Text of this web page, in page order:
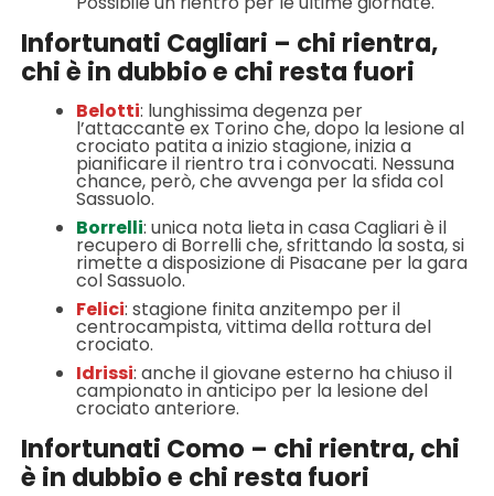
Infortunati Cagliari – chi rientra,
chi è in dubbio e chi resta fuori
Belotti: lunghissima degenza per
l’attaccante ex Torino che, dopo la lesione al
crociato patita a inizio stagione, inizia a
pianificare il rientro tra i convocati. Nessuna
chance, però, che avvenga per la sfida col
Sassuolo.
Borrelli: unica nota lieta in casa Cagliari è il
recupero di Borrelli che, sfrittando la sosta, si
rimette a disposizione di Pisacane per la gara
col Sassuolo.
Felici: stagione finita anzitempo per il
centrocampista, vittima della rottura del
crociato.
Idrissi: anche il giovane esterno ha chiuso il
campionato in anticipo per la lesione del
crociato anteriore.
Infortunati Como – chi rientra, chi
è in dubbio e chi resta fuori